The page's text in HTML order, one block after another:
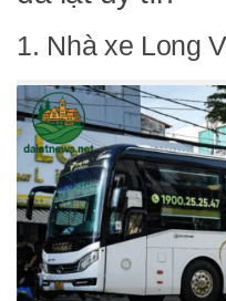
1. Nhà xe Long